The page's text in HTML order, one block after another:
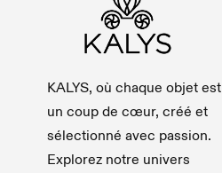
KALYS, où chaque objet est
un coup de cœur, créé et
sélectionné avec passion.
Explorez notre univers